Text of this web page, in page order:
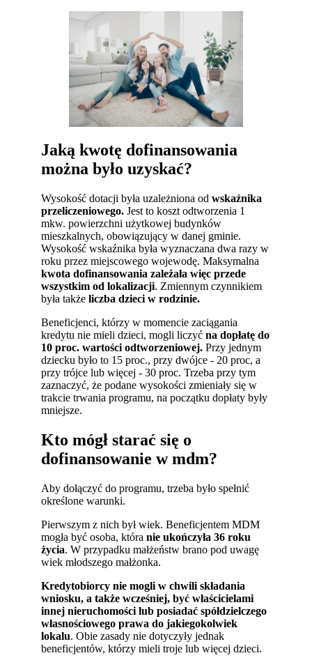
Jaką kwotę dofinansowania
można było uzyskać?
Wysokość dotacji była uzależniona odwskaźnika
przeliczeniowego. Jest to koszt odtworzenia 1
mkw. powierzchni użytkowej budynków
mieszkalnych, obowiązujący w danej gminie.
Wysokość wskaźnika była wyznaczana dwa razy w
roku przez miejscowego wojewodę. Maksymalna
kwota dofinansowania zależała więc przede
wszystkim od lokalizacji. Zmiennym czynnikiem
była takżeliczba dzieci w rodzinie.
Beneficjenci, którzy w momencie zaciągania
kredytu nie mieli dzieci, mogli liczyćna dopłatę do
10 proc. wartości odtworzeniowej. Przy jednym
dziecku było to 15 proc., przy dwójce - 20 proc, a
przy trójce lub więcej - 30 proc. Trzeba przy tym
zaznaczyć, że podane wysokości zmieniały się w
trakcie trwania programu, na początku dopłaty były
mniejsze.
Kto mógł starać się o
dofinansowanie w mdm?
Aby dołączyć do programu, trzeba było spełnić
określone warunki.
Pierwszym z nich był wiek. Beneficjentem MDM
mogła być osoba, któranie ukończyła 36 roku
życia. W przypadku małżeństw brano pod uwagę
wiek młodszego małżonka.
Kredytobiorcy nie mogli w chwili składania
wniosku, a także wcześniej, być właścicielami
innej nieruchomości lub posiadać spółdzielczego
własnościowego prawa do jakiegokolwiek
lokalu. Obie zasady nie dotyczyły jednak
beneficjentów, którzy mieli troje lub więcej dzieci.